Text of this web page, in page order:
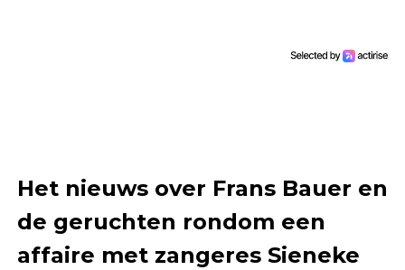
Het nieuws over Frans Bauer en
de geruchten rondom een
affaire met zangeres Sieneke